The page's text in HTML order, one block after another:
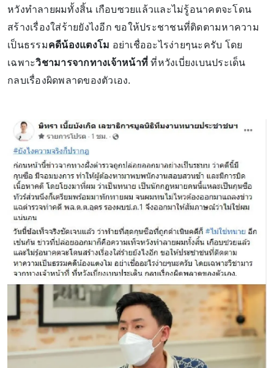
หวังทำลายผมทั้งสิ้น เกือบซวยแล้วและไม่รู้อนาคตจะโดน
สร้างเรื่องใส่ร้ายยังไงอีก ขอให้ประชาชนที่ติดตามหาความ
เป็นธรรมคดีน้องแตงโม อย่าเชื่ออะไรง่ายๆนะครับ โดย
เฉพาะวิชามารจากทางเจ้าหน้าที่ ที่หวังเบี่ยงเบนประเด็น
กลบเรื่องผิดพลาดของตัวเอง.